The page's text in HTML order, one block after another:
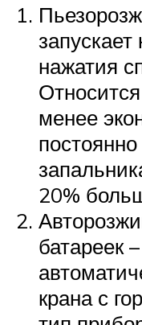
нажатия
менее
20%
батареек
крана с